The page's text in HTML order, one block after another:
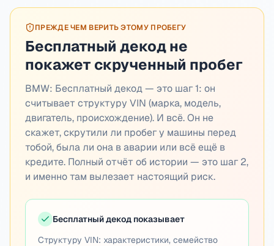
ПРЕЖДЕ ЧЕМ ВЕРИТЬ ЭТОМУ ПРОБЕГУ
Бесплатный декод не
покажет скрученный пробег
BMW: Бесплатный декод — это шаг 1: он
считывает структуру VIN (марка, модель,
двигатель, происхождение). И всё. Он не
скажет, скрутили ли пробег у машины перед
тобой, была ли она в аварии или всё ещё в
кредите. Полный отчёт об истории — это шаг 2,
и именно там вылезает настоящий риск.
Бесплатный декод показывает
Структуру VIN: характеристики, семейство